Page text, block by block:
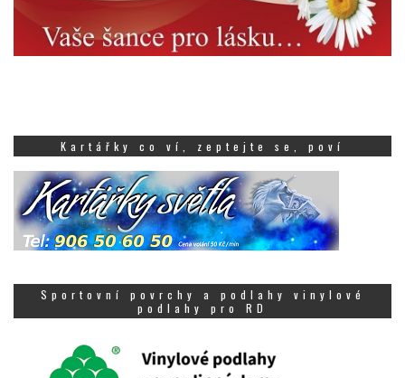
Kartářky co ví, zeptejte se, poví
Sportovní povrchy a podlahy vinylové
podlahy pro RD